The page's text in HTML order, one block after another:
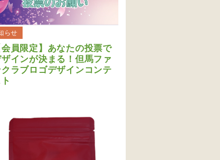
らせ
員限定】あなたの投票で
インが決まる！但馬ファ
ラブロゴデザインコンテ
ト